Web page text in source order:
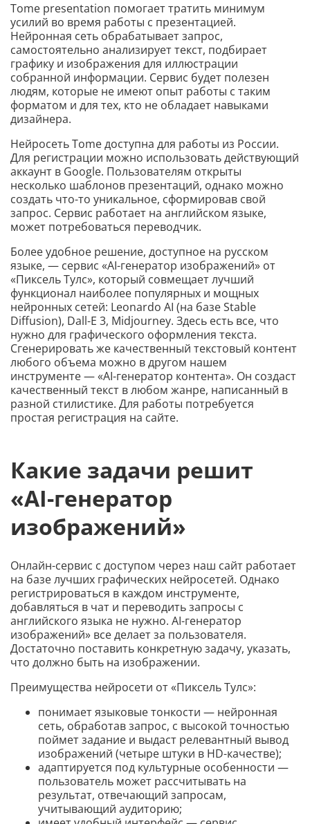
Tome presentation помогает тратить минимум
усилий во время работы с презентацией.
Нейронная сеть обрабатывает запрос,
самостоятельно анализирует текст, подбирает
графику и изображения для иллюстрации
собранной информации. Сервис будет полезен
людям, которые не имеют опыт работы с таким
форматом и для тех, кто не обладает навыками
дизайнера.
Нейросеть Tome доступна для работы из России.
Для регистрации можно использовать действующий
аккаунт в Google. Пользователям открыты
несколько шаблонов презентаций, однако можно
создать что-то уникальное, сформировав свой
запрос. Сервис работает на английском языке,
может потребоваться переводчик.
Более удобное решение, доступное на русском
языке, — сервис «AI-генератор изображений» от
«Пиксель Тулс», который совмещает лучший
функционал наиболее популярных и мощных
нейронных сетей: Leonardo AI (на базе Stable
Diffusion), Dall-E 3, Midjourney. Здесь есть все, что
нужно для графического оформления текста.
Сгенерировать же качественный текстовый контент
любого объема можно в другом нашем
инструменте — «AI-генератор контента». Он создаст
качественный текст в любом жанре, написанный в
разной стилистике. Для работы потребуется
простая регистрация на сайте.
Какие задачи решит
«AI-генератор
изображений»
Онлайн-сервис с доступом через наш сайт работает
на базе лучших графических нейросетей. Однако
регистрироваться в каждом инструменте,
добавляться в чат и переводить запросы с
английского языка не нужно. AI-генератор
изображений» все делает за пользователя.
Достаточно поставить конкретную задачу, указать,
что должно быть на изображении.
Преимущества нейросети от «Пиксель Тулс»:
понимает языковые тонкости — нейронная
сеть, обработав запрос, с высокой точностью
поймет задание и выдаст релевантный вывод
изображений (четыре штуки в HD-качестве);
адаптируется под культурные особенности —
пользователь может рассчитывать на
результат, отвечающий запросам,
учитывающий аудиторию;